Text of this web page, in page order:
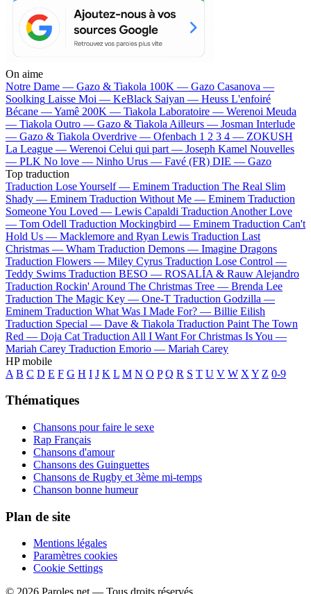
On aime
Notre Dame — Gazo & Tiakola 100K — Gazo Casanova —
Soolking Laisse Moi — KeBlack Saiyan — Heuss L'enfoiré
Bécane —Yamê 200K — Tiakola Laboratoire — Werenoi Meuda
— Tiakola Outro — Gazo & Tiakola Ailleurs — Josman Interlude
— Gazo & Tiakola Overdrive — Ofenbach 1 2 3 4 — ZOKUSH
La League — Werenoi Celui qui part — Joseph Kamel Nouvelles
— PLK No love — Ninho Urus — Favé (FR) DIE — Gazo
Top traduction
Traduction Lose Yourself — Eminem Traduction The Real Slim
Shady — Eminem Traduction Without Me — Eminem Traduction
Someone You Loved — Lewis Capaldi Traduction Another Love
— Tom Odell Traduction Mockingbird — Eminem Traduction Can't
Hold Us — Macklemore and Ryan Lewis Traduction Last
Christmas — Wham Traduction Demons — Imagine Dragons
Traduction Flowers — Miley Cyrus Traduction Lose Control —
Teddy Swims Traduction BESO — ROSALÍA & Rauw Alejandro
Traduction Rockin' Around The Christmas Tree — Brenda Lee
Traduction The Magic Key — One-T Traduction Godzilla —
Eminem Traduction What Was I Made For? — Billie Eilish
Traduction Special — Dave & Tiakola Traduction Paint The Town
Red — Doja Cat Traduction All I Want For Christmas Is You —
Mariah Carey Traduction Emorio — Mariah Carey
HP mobile
A B C D E F G H I J K L M N O P Q R S T U V W X Y Z 0-9
Thématiques
Chansons pour faire le sexe
Rap Français
Chansons d'amour
Chansons des Guinguettes
Chansons de Rugby et 3ème mi-temps
Chanson bonne humeur
Plan de site
Mentions légales
Paramètres cookies
Cookie Settings